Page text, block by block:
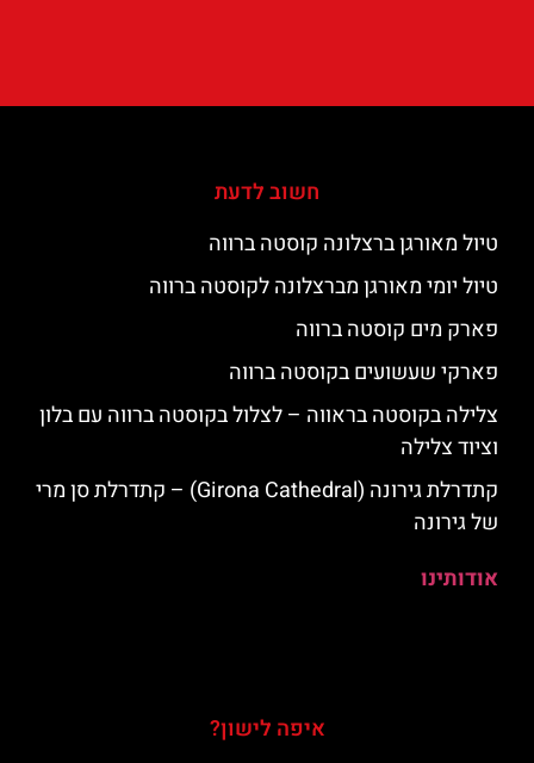
חשוב לדעת
טיול מאורגן ברצלונה קוסטה ברווה
טיול יומי מאורגן מברצלונה לקוסטה ברווה
פארק מים קוסטה ברווה
פארקי שעשועים בקוסטה ברווה
צלילה בקוסטה בראווה – לצלול בקוסטה ברווה עם בלון
וציוד צלילה
קתדרלת גירונה (Girona Cathedral) – קתדרלת סן מרי
של גירונה
אודותינו
איפה לישון?